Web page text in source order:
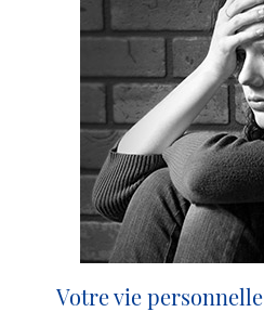
Votre vie personnelle